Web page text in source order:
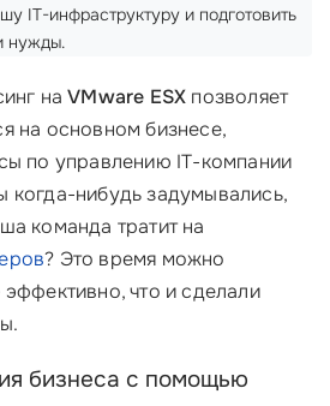
IT-инфраструктуру и подготовить
нужды.
наVMware ESX позволяет
на основном бизнесе,
по управлению IT-компании
когда-нибудь задумывались,
команда тратит на
? Это время можно
что и сделали
бизнеса с помощью